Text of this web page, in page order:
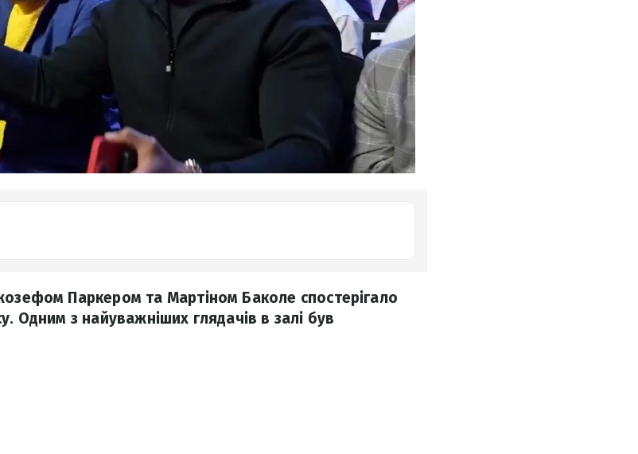
Паркером та Мартіном Баколе спостерігало
Одним з найуважніших глядачів в залі був